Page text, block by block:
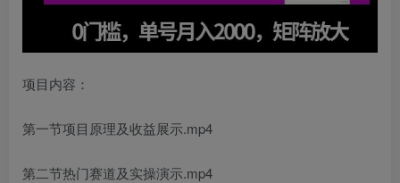
项目内容：
第一节项目原理及收益展示.mp4
第二节热门赛道及实操演示.mp4